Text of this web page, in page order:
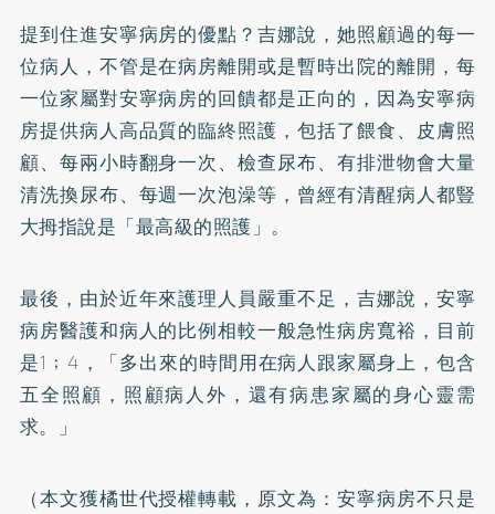
提到住進安寧病房的優點？吉娜說，她照顧過的每一
位病人，不管是在病房離開或是暫時出院的離開，每
一位家屬對安寧病房的回饋都是正向的，因為安寧病
房提供病人高品質的臨終照護，包括了餵食、皮膚照
顧、每兩小時翻身一次、檢查尿布、有排泄物會大量
清洗換尿布、每週一次泡澡等，曾經有清醒病人都豎
大拇指說是「最高級的照護」。
最後，由於近年來護理人員嚴重不足，吉娜說，安寧
病房醫護和病人的比例相較一般急性病房寬裕，目前
是1﹔4，「多出來的時間用在病人跟家屬身上，包含
五全照顧，照顧病人外，還有病患家屬的身心靈需
求。」
（本文獲橘世代授權轉載，原文為： 安寧病房不只是